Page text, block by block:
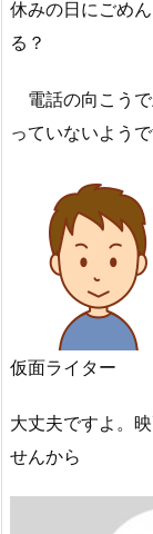
休みの日にごめ
る？
電話の向こう
っていないようで
仮面ライター
大丈夫ですよ。
せんから